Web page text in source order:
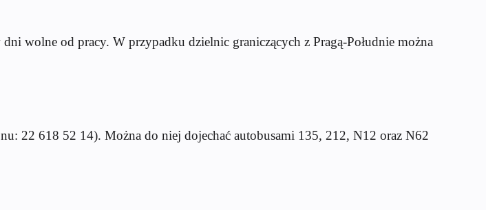
wolne od pracy. W przypadku dzielnic graniczących z Pragą-Południe można
22 618 52 14). Można do niej dojechać autobusami 135, 212, N12 oraz N62